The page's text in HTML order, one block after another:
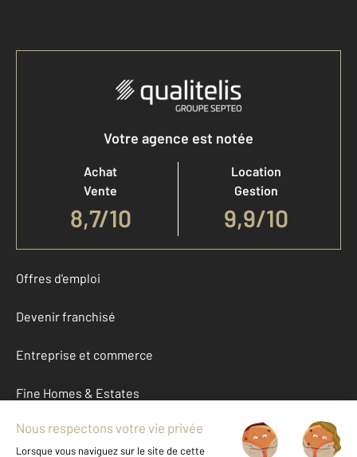
Accéder à mon compte
Votre agence est notée
Achat
Vente
8,7/10
Location
Gestion
9,9/10
Offres d'emploi
Devenir franchisé
Entreprise et commerce
Fine Homes & Estates
À propos